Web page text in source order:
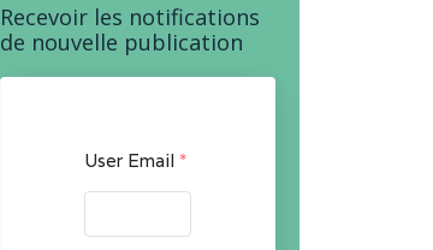
Recevoir les notifications
de nouvelle publication
User Email *